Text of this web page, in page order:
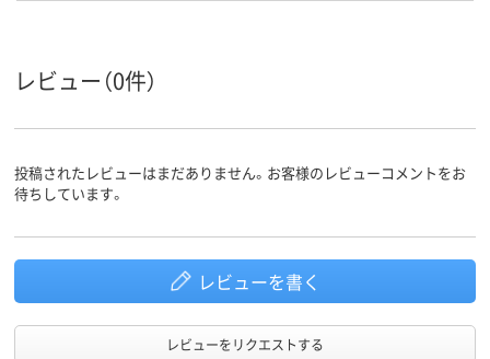
レビュー（0件）
投稿されたレビューはまだありません。お客様のレビューコメントをお
待ちしています。
レビューを書く
レビューをリクエストする